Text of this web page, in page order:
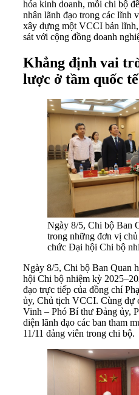
hóa kinh doanh, mỗi chi bộ
nhân lãnh đạo trong các lĩnh
xây dựng một VCCI bản
sát với cộng đồng doanh
Khẳng định vai
lược ở tầm quốc tế
Ngày 8/5, Chi bộ Ban
trong những đơn vị
chức Đại hội Chi bộ
Ngày 8/5, Chi bộ Ban Quan
hội Chi bộ nhiệm kỳ
đạo trực tiếp của đồng chí
ủy, Chủ tịch VCCI. Cùng dự
Vinh – Phó Bí thư Đảng ủy,
diện lãnh đạo các ban tham
11/11 đảng viên trong chi bộ.